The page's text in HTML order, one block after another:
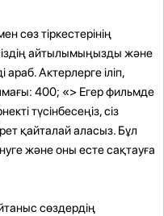
сөз тіркестерінің
айтылымыңызды және
араб. Актерлерге іліп,
400; «> Егер фильмде
түсінбесеңіз, сіз
қайталай аласыз. Бұл
және оны есте сақтауға
сөздердің